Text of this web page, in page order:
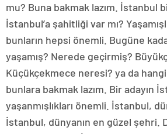
mu? Buna bakmak lazım. İstanbul
İstanbul’a şahitliği var mı?
bunların hepsi önemli. Bugüne
yaşamış? Nerede geçirmiş?
Küçükçekmece neresi? ya da
bunlara bakmak lazım. Bir adayın
yaşanmışlıkları önemli. İstanbul,
İstanbul, dünyanın en güzel şehri.